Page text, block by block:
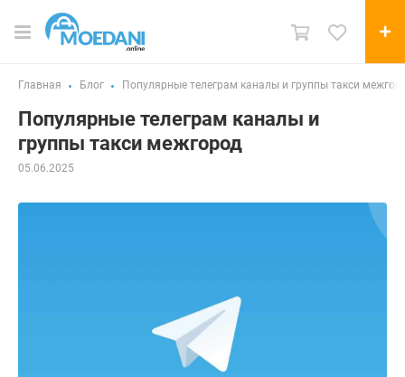
Главная Блог Популярные телеграм каналы и группы такси
Популярные телеграм каналы и
группы такси межгород
05.06.2025